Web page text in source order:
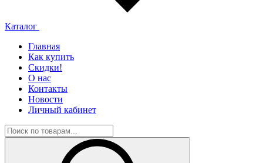
Каталог
Главная
Как купить
Скидки!
О нас
Контакты
Новости
Личный кабинет